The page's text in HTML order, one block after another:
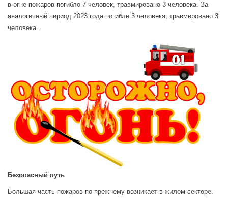
в огне пожаров погибло 7 человек, травмировано 3 человека. За
аналогичный период 2023 года погибли 3 человека, травмировано 3
человека.
Безопасный путь
Большая часть пожаров по-прежнему возникает в жилом секторе.